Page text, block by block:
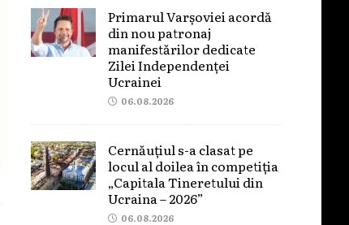
Primarul Varșoviei acordă
din nou patronaj
manifestărilor dedicate
Zilei Independenței
Ucrainei
06.08.2026
Cernăuțiul s-a clasat pe
locul al doilea în competiția
„Capitala Tineretului din
Ucraina – 2026”
06.08.2026